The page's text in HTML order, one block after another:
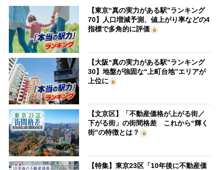
【東京“真の実力がある駅”ランキング
70】人口増減予測、値上がり率などの4
指標で多角的に評価
【大阪“真の実力がある駅”ランキング
30】地盤が強固な“上町台地”エリアが
上位に
【文京区】「不動産価格が上がる街／
下がる街」の街間格差 これから“輝く
街”の特徴とは？
【特集】東京23区「10年後に不動産価